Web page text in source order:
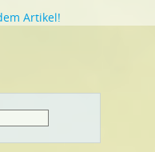
Artikel!